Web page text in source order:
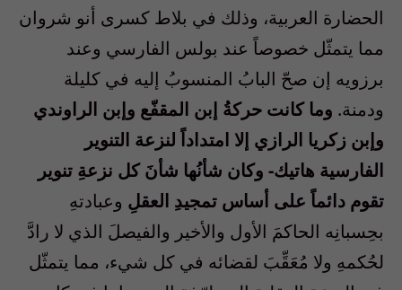
الحضارة العربية، وذلك في بلاط كسرى أنو شروان
مما يتمثّل خصوصاً عند بولس الفارسي وعند
برزويه إن صحّ البابُ المنسوبُ إليه في كليلة
ودمنة. وما كانت حركةُ إبن المقفّع وإبن الراوندي
وإبن زكريا الرازي إلا امتداداً لنزعة التنوير
الفارسية هاتيك- وكان شأنُها شأنَ كل نزعةِ تنوير
تقوم دائماً على أساس تمجيدِ العقلِ وعبادتهِ
بحِسبانِه الحاكمَ الأول والأخير والفيصلَ الذي لا رادَّ
لحُكمهِ ولا مُعَقِّبَ لقضائه في كل شيء، مما يتمثّل